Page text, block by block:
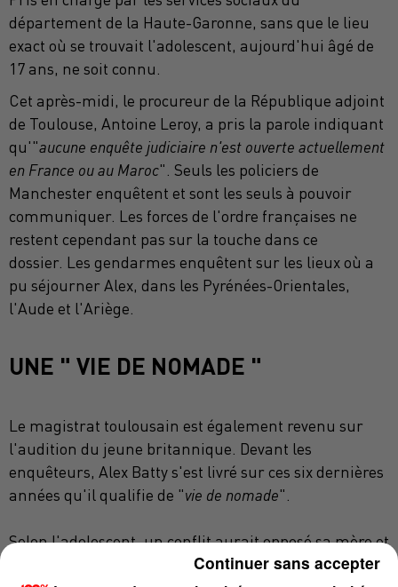
département de la Haute-Garonne, sans que le lieu
exact où se trouvait l'adolescent, aujourd'hui âgé de
17 ans, ne soit connu.
Cet après-midi, le procureur de la République adjoint
de Toulouse, Antoine Leroy, a pris la parole indiquant
qu'"aucune enquête judiciaire n'est ouverte actuellement
en France ou au Maroc". Seuls les policiers de
Manchester enquêtent et sont les seuls à pouvoir
communiquer. Les forces de l'ordre françaises ne
restent cependant pas sur la touche dans ce
dossier. Les gendarmes enquêtent sur les lieux où a
pu séjourner Alex, dans les Pyrénées-Orientales,
l'Aude et l'Ariège.
UNE " VIE DE NOMADE "
Le magistrat toulousain est également revenu sur
l'audition du jeune britannique. Devant les
enquêteurs, Alex Battys'est livré sur ces six dernières
années qu'il qualifie de "vie de nomade".
Selon l'adolescent, un conflit aurait opposé sa mère et
sa grand-mère, il y a environ 8 ans.Lors d'un séjour
Continuer sans accepter